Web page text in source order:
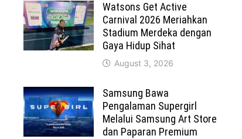
Watsons Get Active
Carnival 2026 Meriahkan
Stadium Merdeka dengan
Gaya Hidup Sihat
August 3, 2026
Samsung Bawa
Pengalaman Supergirl
Melalui Samsung Art Store
dan Paparan Premium